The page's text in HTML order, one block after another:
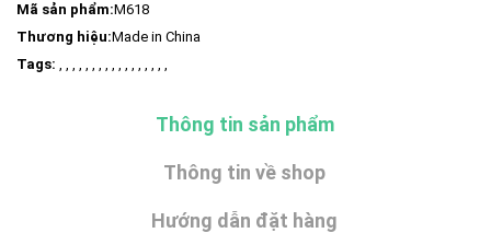
Mã sản phẩm:M618
Thương hiệu:Made in China
Tags: , , , , , , , , , , , , , , , , ,
Thông tin sản phẩm
Thông tin về shop
Hướng dẫn đặt hàng